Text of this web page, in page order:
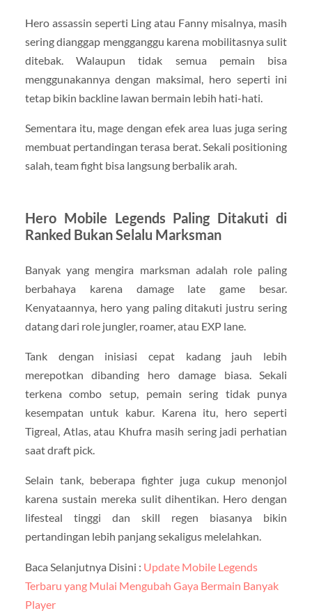
Hero assassin seperti Ling atau Fanny misalnya, masih
sering dianggap mengganggu karena mobilitasnya sulit
ditebak. Walaupun tidak semua pemain bisa
menggunakannya dengan maksimal, hero seperti ini
tetap bikin backline lawan bermain lebih hati-hati.
Sementara itu, mage dengan efek area luas juga sering
membuat pertandingan terasa berat. Sekali positioning
salah, team fight bisa langsung berbalik arah.
Hero Mobile Legends Paling Ditakuti di
Ranked Bukan Selalu Marksman
Banyak yang mengira marksman adalah role paling
berbahaya karena damage late game besar.
Kenyataannya, hero yang paling ditakuti justru sering
datang dari role jungler, roamer, atau EXP lane.
Tank dengan inisiasi cepat kadang jauh lebih
merepotkan dibanding hero damage biasa. Sekali
terkena combo setup, pemain sering tidak punya
kesempatan untuk kabur. Karena itu, hero seperti
Tigreal, Atlas, atau Khufra masih sering jadi perhatian
saat draft pick.
Selain tank, beberapa fighter juga cukup menonjol
karena sustain mereka sulit dihentikan. Hero dengan
lifesteal tinggi dan skill regen biasanya bikin
pertandingan lebih panjang sekaligus melelahkan.
Baca Selanjutnya Disini : Update Mobile Legends
Terbaru yang Mulai Mengubah Gaya Bermain Banyak
Player